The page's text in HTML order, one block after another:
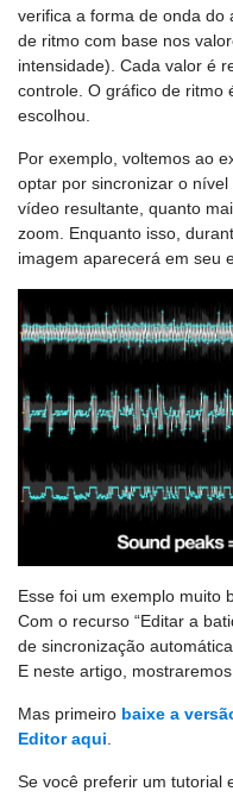
verifica a forma de onda do
de ritmo com base nos
intensidade). Cada valor é
controle. O gráfico de ritmo
escolhou.
Por exemplo, voltemos ao
optar por sincronizar o
vídeo resultante, quanto
zoom. Enquanto isso,
imagem aparecerá em seu
Esse foi um exemplo muito
Com o recurso “Editar a
de sincronização
E neste artigo,
Mas primeiro baixe a
Editor aqui
Se você preferir um tutorial